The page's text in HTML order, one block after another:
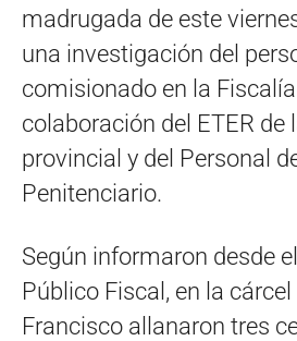
madrugada de este
una investigación del
comisionado en la
colaboración del ETER de
provincial y del Personal
Penitenciario.
Según informaron desde
Público Fiscal, en la cárcel
Francisco allanaron tres